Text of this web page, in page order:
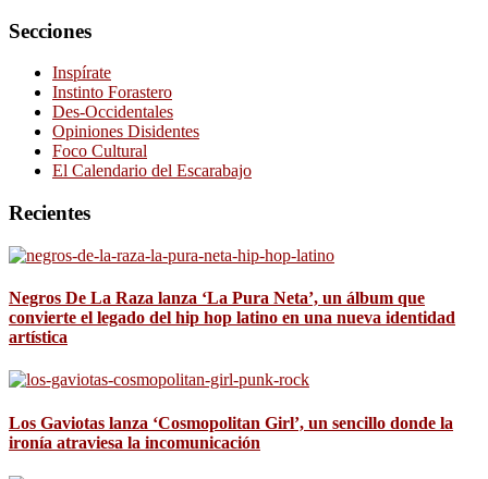
Secciones
Inspírate
Instinto Forastero
Des-Occidentales
Opiniones Disidentes
Foco Cultural
El Calendario del Escarabajo
Recientes
Negros De La Raza lanza ‘La Pura Neta’, un álbum que
convierte el legado del hip hop latino en una nueva identidad
artística
Los Gaviotas lanza ‘Cosmopolitan Girl’, un sencillo donde la
ironía atraviesa la incomunicación